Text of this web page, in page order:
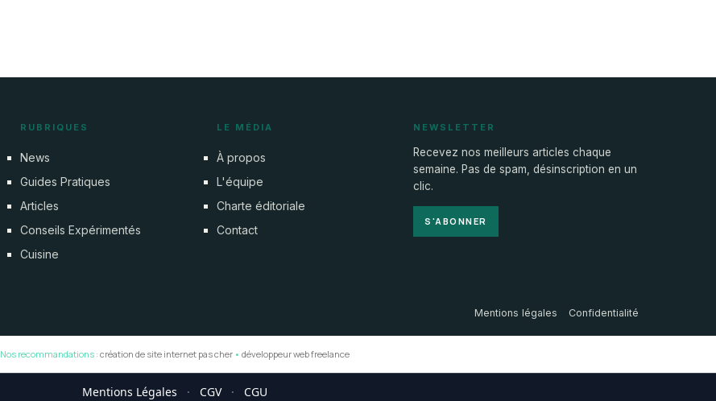
RUBRIQUES
News
Guides Pratiques
Articles
Conseils Expérimentés
Cuisine
LE MÉDIA
À propos
L'équipe
Charte éditoriale
Contact
NEWSLETTER
Recevez nos meilleurs articles chaque
semaine. Pas de spam, désinscription en un
clic.
S'ABONNER
Mentions légales Confidentialité
Nos recommandations : création de site internet pas cher • développeur web freelance
Mentions Légales · CGV · CGU